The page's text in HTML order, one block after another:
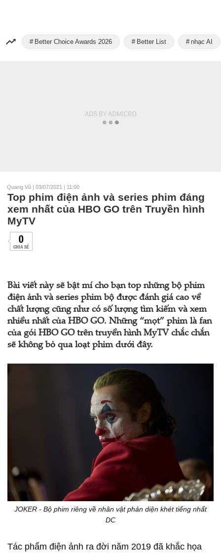
Better Choice Awards 2026 Better List nhạc AI
Quang Vũ | 03/07/2021 | 11:00
Top phim điện ảnh và series phim đáng
xem nhất của HBO GO trên Truyền hình
MyTV
0
CHIA SẺ
Bài viết này sẽ bật mí cho bạn top những bộ phim
điện ảnh và series phim bộ được đánh giá cao về
chất lượng cũng như có số lượng tìm kiếm và xem
nhiều nhất của HBO GO. Những “mọt” phim là fan
của gói HBO GO trên truyền hình MyTV chắc chắn
sẽ không bỏ qua loạt phim dưới đây.
JOKER - Bộ phim riêng về nhân vật phản diện khét tiếng nhất
DC
Tác phẩm điện ảnh ra đời năm 2019 đã khắc họa